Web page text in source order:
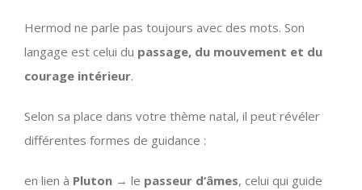
Hermod ne parle pas toujours avec des mots. Son
langage est celui du passage, du mouvement et du
courage intérieur.
Selon sa place dans votre thème natal, il peut révéler
différentes formes de guidance :
en lien à Pluton → le passeur d’âmes, celui qui guide